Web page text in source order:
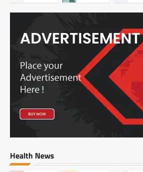
Health News